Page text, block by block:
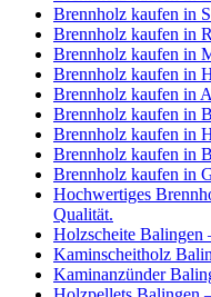
Brennholz kaufen in
Brennholz kaufen in
Brennholz kaufen in
Brennholz kaufen in
Brennholz kaufen in
Brennholz kaufen in
Brennholz kaufen in
Brennholz kaufen in
Brennholz kaufen in
Hochwertiges
Qualität.
Holzscheite Balingen
Kaminscheitholz
Kaminanzünder